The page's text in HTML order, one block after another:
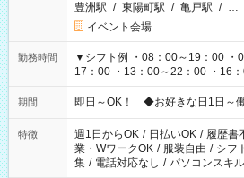
豊洲駅 / 東陽町駅 / 亀戸駅 / …
イベント会場
勤務時間
▼シフト例 ・08：00～19：00 ・
17：00 ・13：00～22：00 ・16：00～21：
仕事により勤務時間が異なります
期間 即日～OK！ ◆お好きな日1日～
特徴 週1日からOK / 日払いOK / 履歴書
業・WワークOK / 服装自由 / シフ
集 / 電話対応なし / パソコンスキ